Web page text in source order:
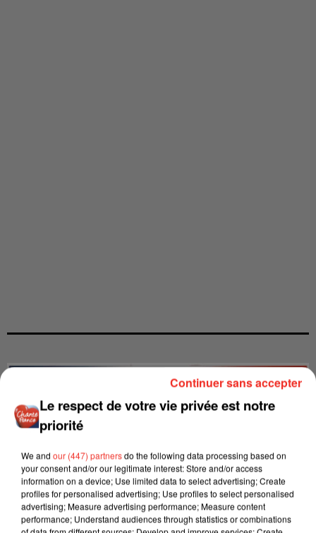
Le respect de votre vie privée est notre
priorité
We and our (447) partnersdo the following data processing based on
your consent and/or our legitimate interest: Store and/or access
information on a device; Use limited data to select advertising; Create
profiles for personalised advertising; Use profiles to select personalised
advertising; Measure advertising performance; Measure content
performance; Understand audiences through statistics or combinations
Continuer sans accepter